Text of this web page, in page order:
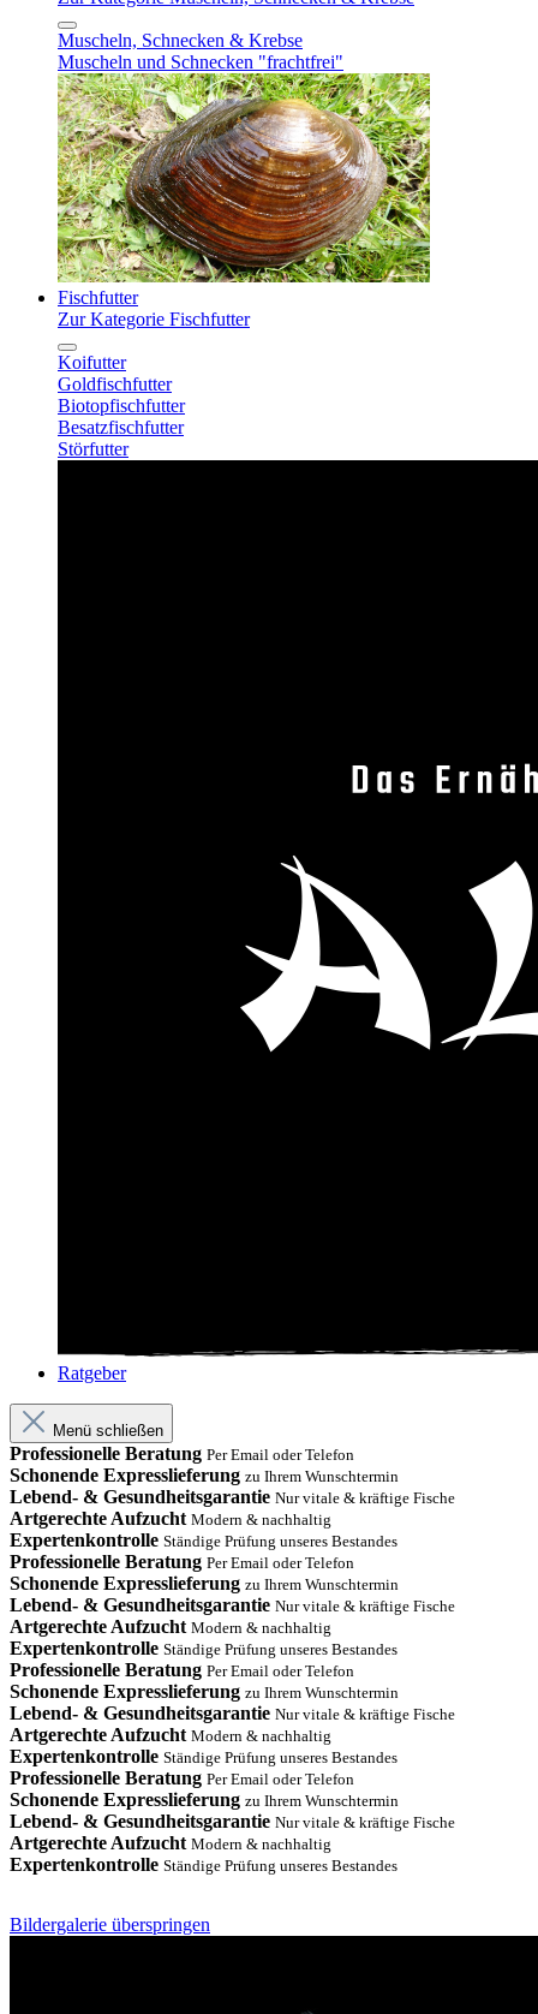
Muscheln, Schnecken & Krebse
Muscheln und Schnecken "frachtfrei"
Fischfutter
Zur Kategorie Fischfutter
Koifutter
Goldfischfutter
Biotopfischfutter
Besatzfischfutter
Störfutter
Ratgeber
Menü schließen
Professionelle Beratung Per Email oder Telefon
Schonende Expresslieferung zu Ihrem Wunschtermin
Lebend- & Gesundheitsgarantie Nur vitale & kräftige Fische
Artgerechte Aufzucht Modern & nachhaltig
Expertenkontrolle Ständige Prüfung unseres Bestandes
Professionelle Beratung Per Email oder Telefon
Schonende Expresslieferung zu Ihrem Wunschtermin
Lebend- & Gesundheitsgarantie Nur vitale & kräftige Fische
Artgerechte Aufzucht Modern & nachhaltig
Expertenkontrolle Ständige Prüfung unseres Bestandes
Professionelle Beratung Per Email oder Telefon
Schonende Expresslieferung zu Ihrem Wunschtermin
Lebend- & Gesundheitsgarantie Nur vitale & kräftige Fische
Artgerechte Aufzucht Modern & nachhaltig
Expertenkontrolle Ständige Prüfung unseres Bestandes
Professionelle Beratung Per Email oder Telefon
Schonende Expresslieferung zu Ihrem Wunschtermin
Lebend- & Gesundheitsgarantie Nur vitale & kräftige Fische
Artgerechte Aufzucht Modern & nachhaltig
Expertenkontrolle Ständige Prüfung unseres Bestandes
Bildergalerie überspringen